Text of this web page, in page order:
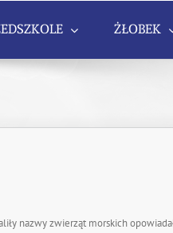
ŻŁOBEK
nazwy zwierząt morskich